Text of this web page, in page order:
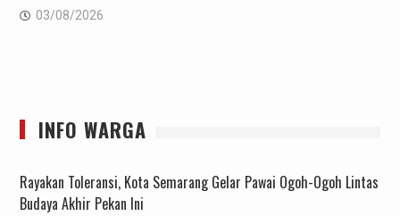
03/08/2026
INFO WARGA
Rayakan Toleransi, Kota Semarang Gelar Pawai Ogoh-Ogoh Lintas
Budaya Akhir Pekan Ini